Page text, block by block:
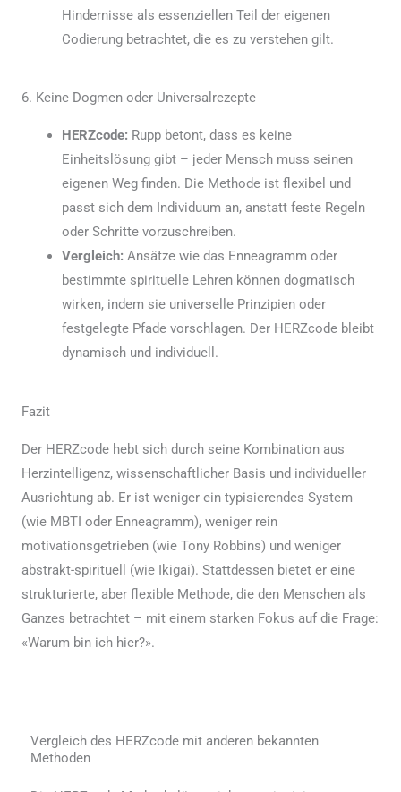
Hindernisse als essenziellen Teil der eigenen
Codierung betrachtet, die es zu verstehen gilt.
6. Keine Dogmen oder Universalrezepte
HERZcode: Rupp betont, dass es keine
Einheitslösung gibt – jeder Mensch muss seinen
eigenen Weg finden. Die Methode ist flexibel und
passt sich dem Individuum an, anstatt feste Regeln
oder Schritte vorzuschreiben.
Vergleich: Ansätze wie das Enneagramm oder
bestimmte spirituelle Lehren können dogmatisch
wirken, indem sie universelle Prinzipien oder
festgelegte Pfade vorschlagen. Der HERZcode bleibt
dynamisch und individuell.
Fazit
Der HERZcode hebt sich durch seine Kombination aus
Herzintelligenz, wissenschaftlicher Basis und individueller
Ausrichtung ab. Er ist weniger ein typisierendes System
(wie MBTI oder Enneagramm), weniger rein
motivationsgetrieben (wie Tony Robbins) und weniger
abstrakt-spirituell (wie Ikigai). Stattdessen bietet er eine
strukturierte, aber flexible Methode, die den Menschen als
Ganzes betrachtet – mit einem starken Fokus auf die Frage:
«Warum bin ich hier?».
Vergleich des HERZcode mit anderen bekannten
Methoden